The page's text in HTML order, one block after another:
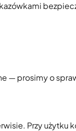
— prosimy o
Przy